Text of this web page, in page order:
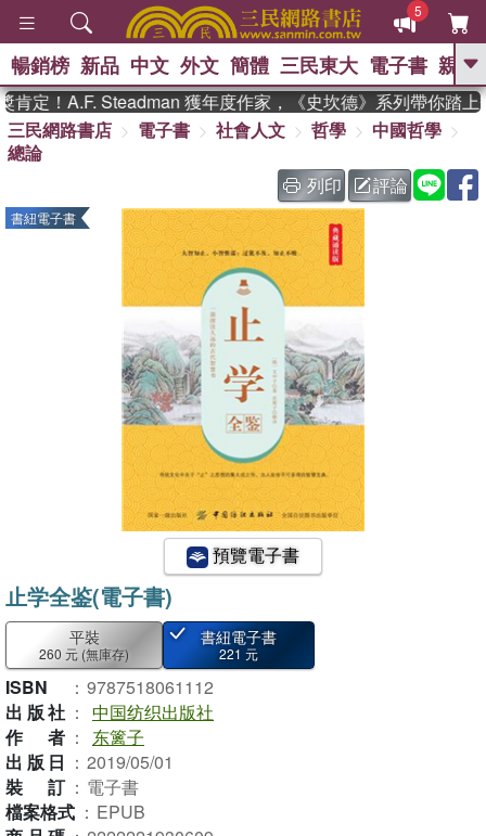
5
GO
熱搜： 東野圭吾 、 The Odyssey 、
國際布克獎 臺灣漫遊錄 、
方
台灣的李登輝時代 、 數學女
孩：黎曼猜想
、 偉大的迷走神經
暢銷榜 新品 中文 外文 簡體 三民東大 電子書 親子
定！A.F. Steadman 獲年度作家，《史坎德》系列帶你踏上
三民網路書店
電子書 社會人文 哲學
中國哲學
總論
列印
評論
書紐電子書
預覽電子書
止学全鉴(電子書)
平裝
260 元 (無庫存)
書紐電子書
221 元
ISBN ： 9787518061112
出版社 ： 中国纺织出版社
作者 ：
东篱子
出版日 ： 2019/05/01
裝訂 ： 電子書
檔案格式 ： EPUB